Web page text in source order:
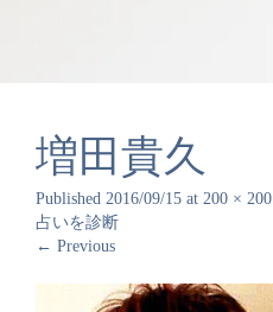
増田貴久
Published 2016/09/15 at 200 × 200
占いを診断
← Previous